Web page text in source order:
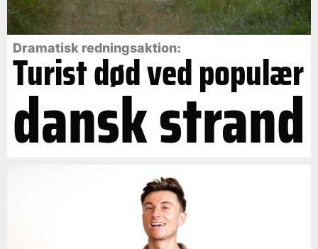
Dramatisk redningsaktion:
Turist død ved populær
dansk strand